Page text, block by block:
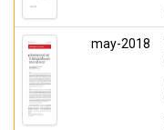
may-2018